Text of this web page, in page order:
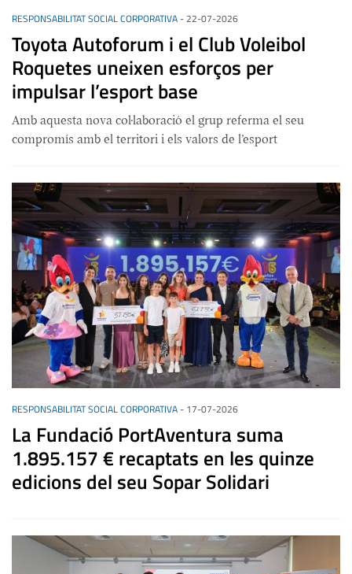
RESPONSABILITAT SOCIAL CORPORATIVA-22-07-2026
Toyota Autoforum i el Club Voleibol
Roquetes uneixen esforços per
impulsar l’esport base
Amb aquesta nova col·laboració el grup referma el seu
compromís amb el territori i els valors de l’esport
RESPONSABILITAT SOCIAL CORPORATIVA- 17-07-2026
La Fundació PortAventura suma
1.895.157 € recaptats en les quinze
edicions del seu Sopar Solidari